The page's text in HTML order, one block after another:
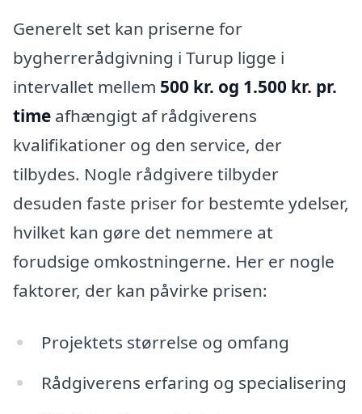
Generelt set kan priserne for
bygherrerådgivning i Turup ligge i
intervallet mellem 500 kr. og 1.500 kr. pr.
time afhængigt af rådgiverens
kvalifikationer og den service, der
tilbydes. Nogle rådgivere tilbyder
desuden faste priser for bestemte ydelser,
hvilket kan gøre det nemmere at
forudsige omkostningerne. Her er nogle
faktorer, der kan påvirke prisen:
Projektets størrelse og omfang
Rådgiverens erfaring og specialisering